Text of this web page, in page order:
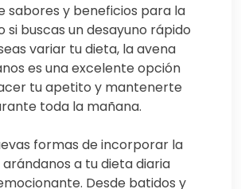
sabores y beneficios para la
si buscas un desayuno rápido
variar tu dieta, la avena
es una excelente opción
tu apetito y mantenerte
toda la mañana.
formas de incorporar la
a tu dieta diaria
Desde batidos y